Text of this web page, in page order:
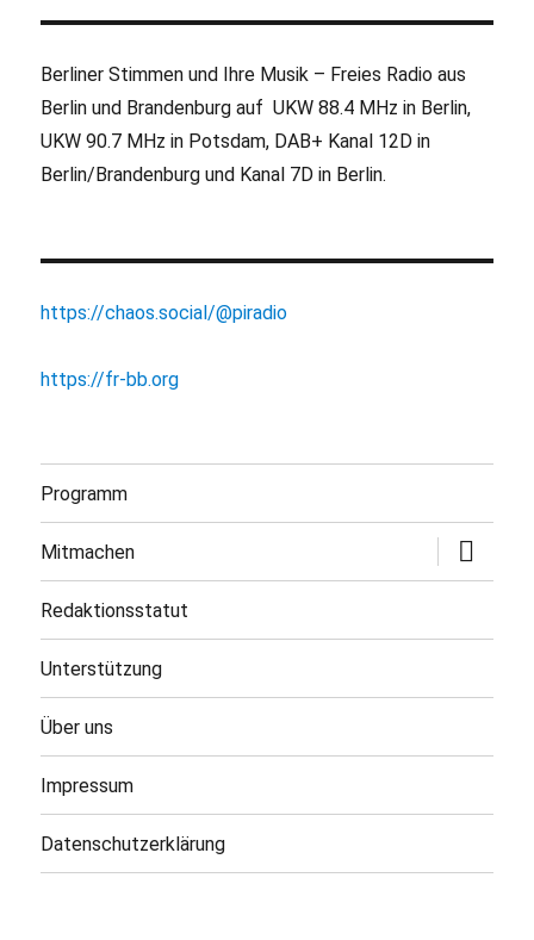
Berliner Stimmen und Ihre Musik – Freies Radio aus
Berlin und Brandenburg auf UKW 88.4 MHz in Berlin,
UKW 90.7 MHz in Potsdam, DAB+ Kanal 12D in
Berlin/Brandenburg und Kanal 7D in Berlin.
https://chaos.social/@piradio
https://fr-bb.org
Programm
Mitmachen
öffnen
Redaktionsstatut
Unterstützung
Über uns
Impressum
Datenschutzerklärung